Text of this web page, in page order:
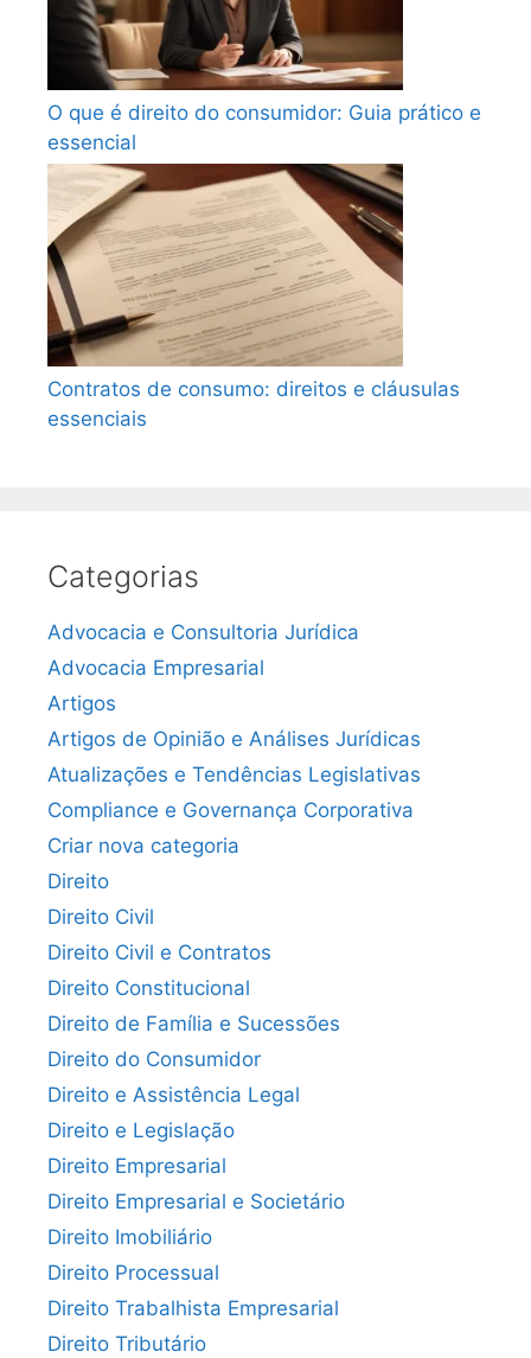
O que é direito do consumidor: Guia prático e
essencial
Contratos de consumo: direitos e cláusulas
essenciais
Categorias
Advocacia e Consultoria Jurídica
Advocacia Empresarial
Artigos
Artigos de Opinião e Análises Jurídicas
Atualizações e Tendências Legislativas
Compliance e Governança Corporativa
Criar nova categoria
Direito
Direito Civil
Direito Civil e Contratos
Direito Constitucional
Direito de Família e Sucessões
Direito do Consumidor
Direito e Assistência Legal
Direito e Legislação
Direito Empresarial
Direito Empresarial e Societário
Direito Imobiliário
Direito Processual
Direito Trabalhista Empresarial
Direito Tributário